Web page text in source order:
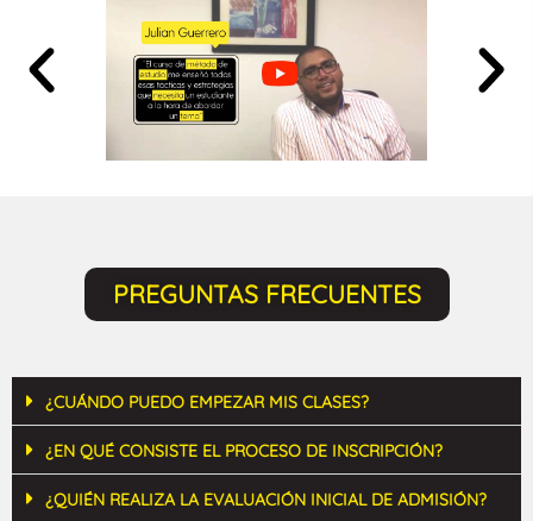
PREGUNTAS FRECUENTES
¿CUÁNDO PUEDO EMPEZAR MIS CLASES?
¿EN QUÉ CONSISTE EL PROCESO DE INSCRIPCIÓN?
¿QUIÉN REALIZA LA EVALUACIÓN INICIAL DE ADMISIÓN?